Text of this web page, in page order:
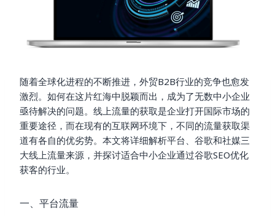
随着全球化进程的不断推进，外贸B2B行业的竞争也愈发
激烈。如何在这片红海中脱颖而出，成为了无数中小企业
亟待解决的问题。线上流量的获取是企业打开国际市场的
重要途径，而在现有的互联网环境下，不同的流量获取渠
道有各自的优劣势。本文将详细解析平台、谷歌和社媒三
大线上流量来源，并探讨适合中小企业通过谷歌SEO优化
获客的行业。
一、平台流量